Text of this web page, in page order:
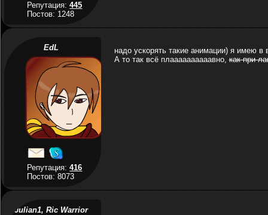
Репутация:445
Постов: 1248
EdL
Репутация:416
Постов: 8073
надо ускорять такие анимации) я имею
А то так всё плаааааааааавно,как при
Julian1, Ric Warrior